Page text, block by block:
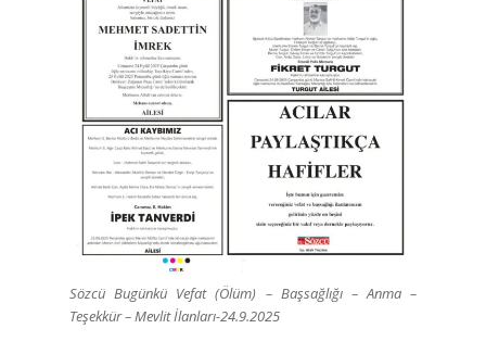
Sözcü Bugünkü Vefat (Ölüm) – Başsağlığı – Anma –
Teşekkür – Mevlit İlanları-24.9.2025